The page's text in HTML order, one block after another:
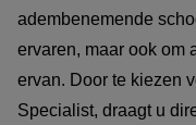
adembenemende
ervaren, maar ook om
ervan. Door te kiezen
Specialist, draagt u